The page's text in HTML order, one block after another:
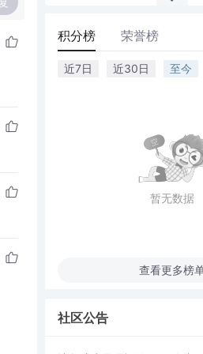
积分榜 荣誉榜
近7日 近30日 至今
暂无数据
查看更多榜
社区公告